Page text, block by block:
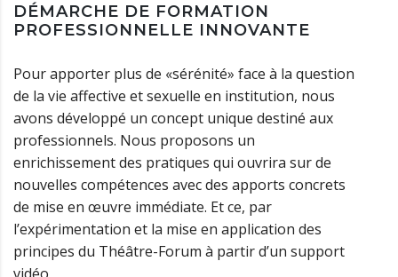
DÉMARCHE DE FORMATION
PROFESSIONNELLE INNOVANTE
Pour apporter plus de «sérénité» face à la question
de la vie affective et sexuelle en institution, nous
avons développé un concept unique destiné aux
professionnels. Nous proposons un
enrichissement des pratiques qui ouvrira sur de
nouvelles compétences avec des apports concrets
de mise en œuvre immédiate. Et ce, par
l’expérimentation et la mise en application des
principes du Théâtre-Forum à partir d’un support